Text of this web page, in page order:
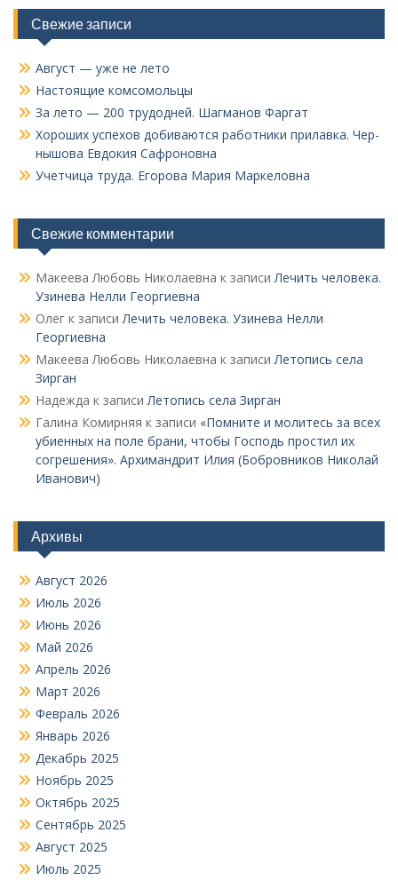
Свежие записи
Август — уже не лето
Настоящие комсомольцы
За лето — 200 трудодней. Шагманов Фаргат
Хороших успехов добиваются работники прилавка. Чер­
нышова Евдокия Сафроновна
Учетчица труда. Его­рова Мария Маркеловна
Свежие комментарии
Макеева Любовь Николаевна к записиЛечить человека.
Узинева Нелли Георгиевна
Олег к записиЛечить человека. Узинева Нелли
Георгиевна
Макеева Любовь Николаевна к записиЛетопись села
Зирган
Надежда к записиЛетопись села Зирган
Галина Комирняя к записи «Помните и молитесь за всех
убиенных на поле брани, чтобы Господь простил их
согрешения». Архимандрит Илия (Бобровников Николай
Иванович)
Архивы
Август 2026
Июль 2026
Июнь 2026
Май 2026
Апрель 2026
Март 2026
Февраль 2026
Январь 2026
Декабрь 2025
Ноябрь 2025
Октябрь 2025
Сентябрь 2025
Август 2025
Июль 2025